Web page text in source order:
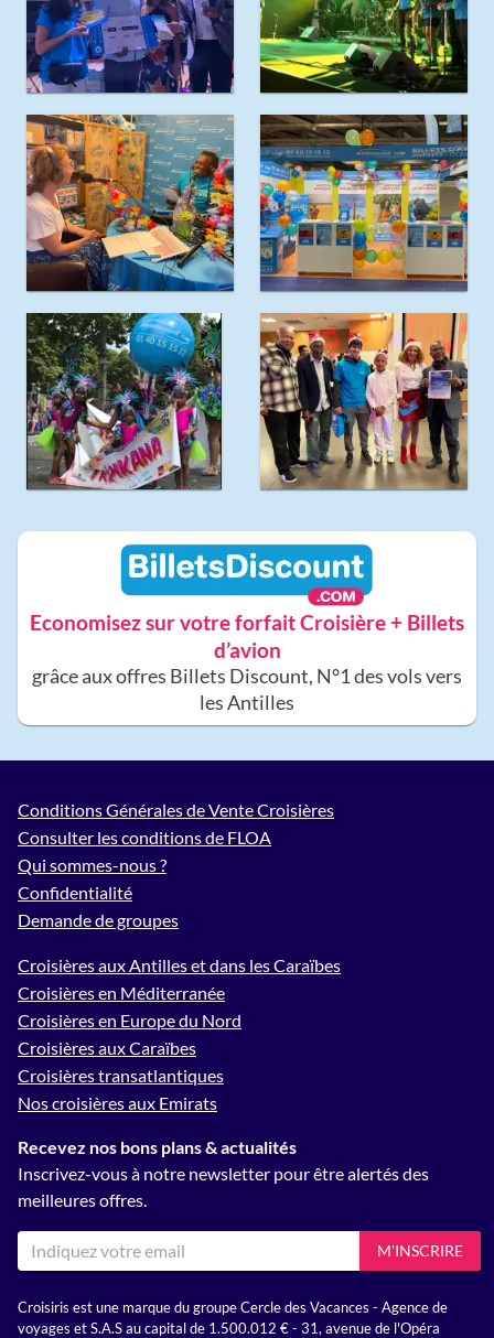
Economisez sur votre forfait Croisière + Billets
d’avion
grâce aux offres Billets Discount, N°1 des vols vers
les Antilles
Conditions Générales de Vente Croisières
Consulter les conditions de FLOA
Qui sommes-nous ?
Confidentialité
Demande de groupes
Croisières aux Antilles et dans les Caraïbes
Croisières en Méditerranée
Croisières en Europe du Nord
Croisières aux Caraïbes
Croisières transatlantiques
Nos croisières aux Emirats
Recevez nos bons plans & actualités
Inscrivez-vous à notre newsletter pour être alertés des
meilleures offres.
M'INSCRIRE
Croisiris est une marque du groupe Cercle des Vacances - Agence de
voyages et S.A.S au capital de 1.500.012 € - 31, avenue de l'Opéra